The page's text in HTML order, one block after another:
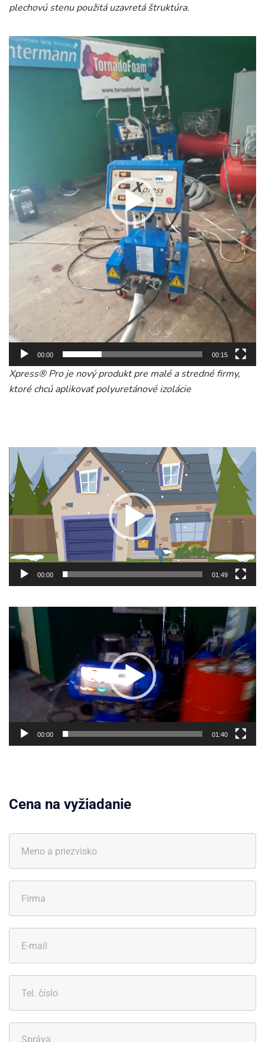
plechovú stenu použitá uzavretá štruktúra.
Video
prehrávač
00:00 00:15
Xpress® Pro je nový produkt pre malé a stredné firmy,
ktoré chcú aplikovať polyuretánové izolácie
Video
prehrávač
00:00 01:49
Video
prehrávač
00:00 01:40
Cena na vyžiadanie